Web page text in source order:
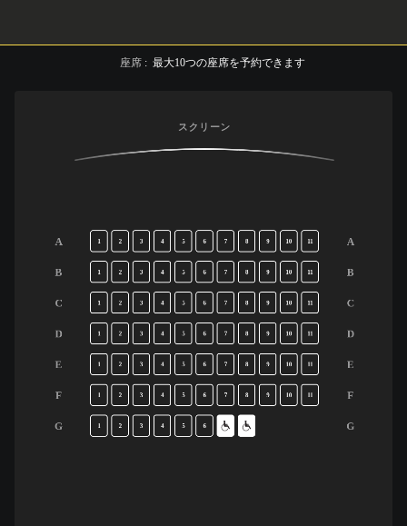
座席 : 最大10つの座席を予約できます
スクリーン
A
B
C
D
E
F
G
A
B
C
D
E
F
G
1 2 3 4 5 6 7 8 9 10 11
1 2 3 4 5 6 7 8 9 10 11
1 2 3 4 5 6 7 8 9 10 11
1 2 3 4 5 6 7 8 9 10 11
1 2 3 4 5 6 7 8 9 10 11
1 2 3 4 5 6 7 8 9 10
2 3 4 5 6